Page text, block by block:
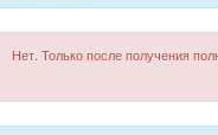
Нет. Только после получения